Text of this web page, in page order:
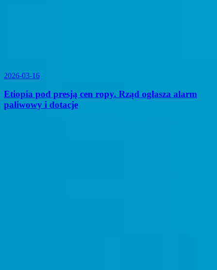
2026-03-16
Etiopia pod presją cen ropy. Rząd ogłasza alarm
paliwowy i dotacje